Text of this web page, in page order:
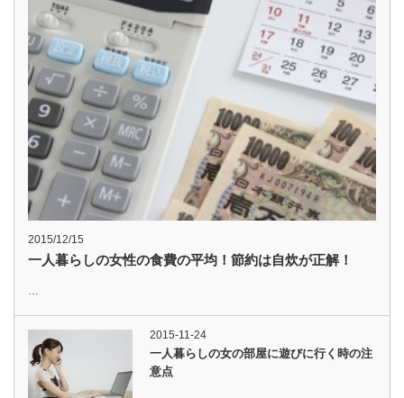
2015/12/15
一人暮らしの女性の食費の平均！節約は自炊が正解！
2015-11-24
一人暮らしの女の部屋に遊びに行く時の注
意点